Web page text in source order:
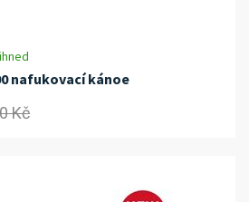
nafukovací kánoe
Kč